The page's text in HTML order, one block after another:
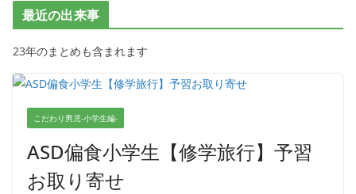
最近の出来事
23年のまとめも含まれます
こだわり男児-小学生編-
ASD偏食小学生【修学旅行】予習
お取り寄せ